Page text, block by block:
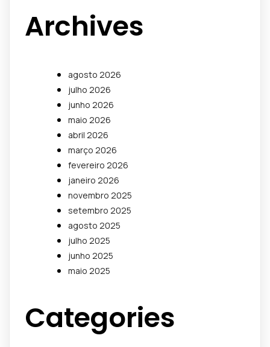
Archives
agosto 2026
julho 2026
junho 2026
maio 2026
abril 2026
março 2026
fevereiro 2026
janeiro 2026
novembro 2025
setembro 2025
agosto 2025
julho 2025
junho 2025
maio 2025
Categories